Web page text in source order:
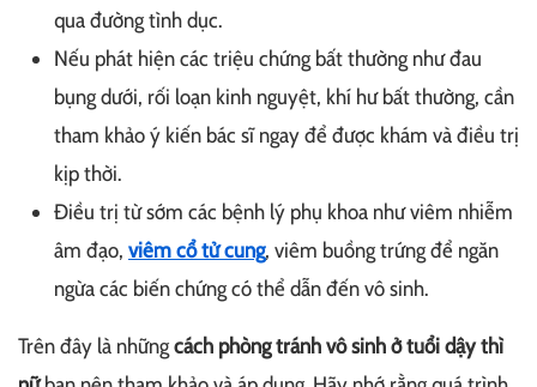
qua đường tình dục.
Nếu phát hiện các triệu chứng bất thường như đau
bụng dưới, rối loạn kinh nguyệt, khí hư bất thường, cần
tham khảo ý kiến bác sĩ ngay để được khám và điều trị
kịp thời.
Điều trị từ sớm các bệnh lý phụ khoa như viêm nhiễm
âm đạo, viêm cổ tử cung, viêm buồng trứng để ngăn
ngừa các biến chứng có thể dẫn đến vô sinh.
Trên đây là nhữngcách phòng tránh vô sinh ở tuổi dậy thì